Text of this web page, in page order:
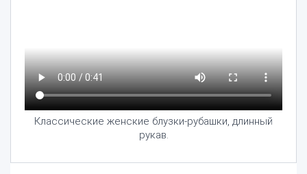
Классические женские блузки-рубашки, длинный
рукав.